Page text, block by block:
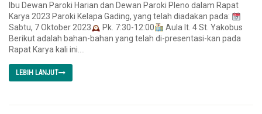
Ibu Dewan Paroki Harian dan Dewan Paroki Pleno dalam Rapat
Karya 2023 Paroki Kelapa Gading, yang telah diadakan pada:
Sabtu, 7 Oktober 2023
Pk. 7:30-12:00
Aula lt. 4 St. Yakobus
Berikut adalah bahan-bahan yang telah di-presentasi-kan pada
Rapat Karya kali ini....
LEBIH LANJUT